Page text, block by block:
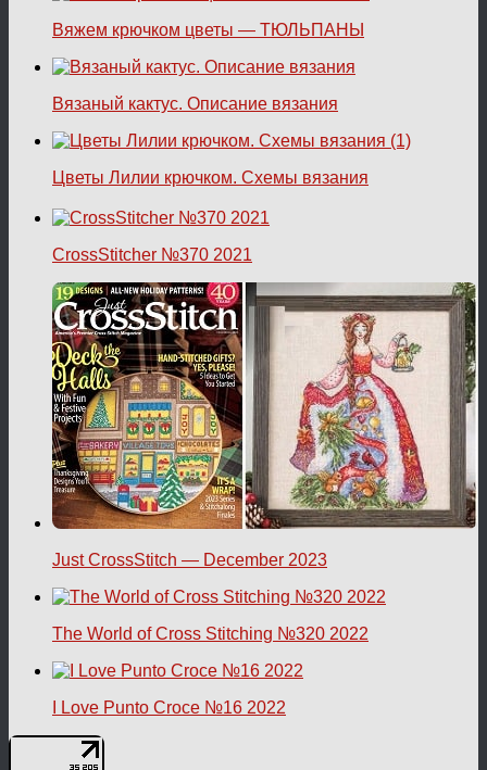
Вяжем крючком цветы — ТЮЛЬПАНЫ
Вязаный кактус. Описание вязания
Цветы Лилии крючком. Схемы вязания
CrossStitcher №370 2021
Just CrossStitch — December 2023
The World of Cross Stitching №320 2022
I Love Punto Croce №16 2022